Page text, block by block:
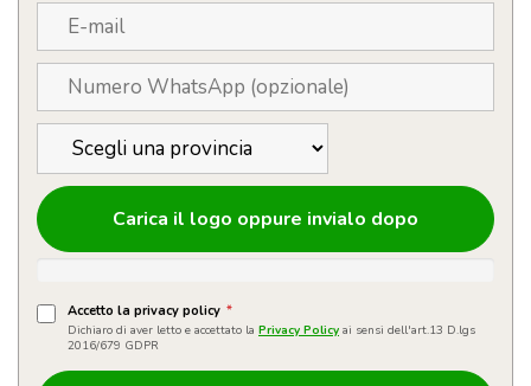
Carica il logo oppure invialo dopo
Accetto la privacy policy *
Dichiaro di aver letto e accettato la Privacy Policy ai sensi dell'art.13 D.lgs
2016/679 GDPR